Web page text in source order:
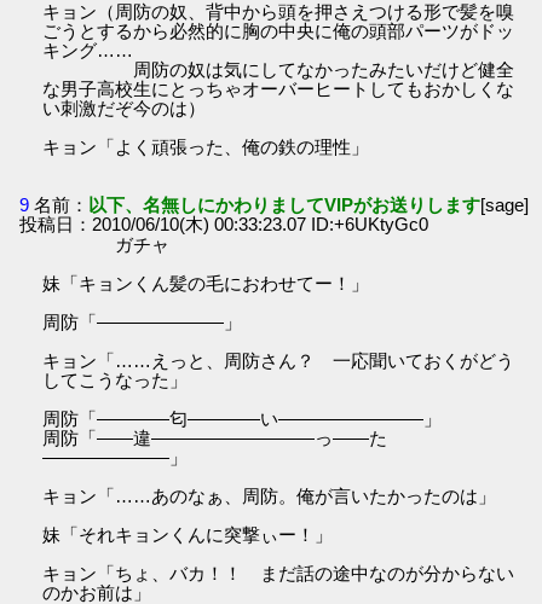
キョン（周防の奴、背中から頭を押さえつける形で髪を嗅
ごうとするから必然的に胸の中央に俺の頭部パーツがドッ
キング……
周防の奴は気にしてなかったみたいだけど健全
な男子高校生にとっちゃオーバーヒートしてもおかしくな
い刺激だぞ今のは）
キョン「よく頑張った、俺の鉄の理性」
9 名前： 以下、名無しにかわりましてVIPがお送りします[sage]
投稿日：2010/06/10(木) 00:33:23.07 ID:+6UKtyGc0
ガチャ
妹「キョンくん髪の毛におわせてー！」
周防「―――――――」
キョン「……えっと、周防さん？ 一応聞いておくがどう
してこうなった」
周防「――――匂――――い――――――――」
周防「――違―――――――――っ――た
―――――――」
キョン「……あのなぁ、周防。俺が言いたかったのは」
妹「それキョンくんに突撃ぃー！」
キョン「ちょ、バカ！！ まだ話の途中なのが分からない
のかお前は」